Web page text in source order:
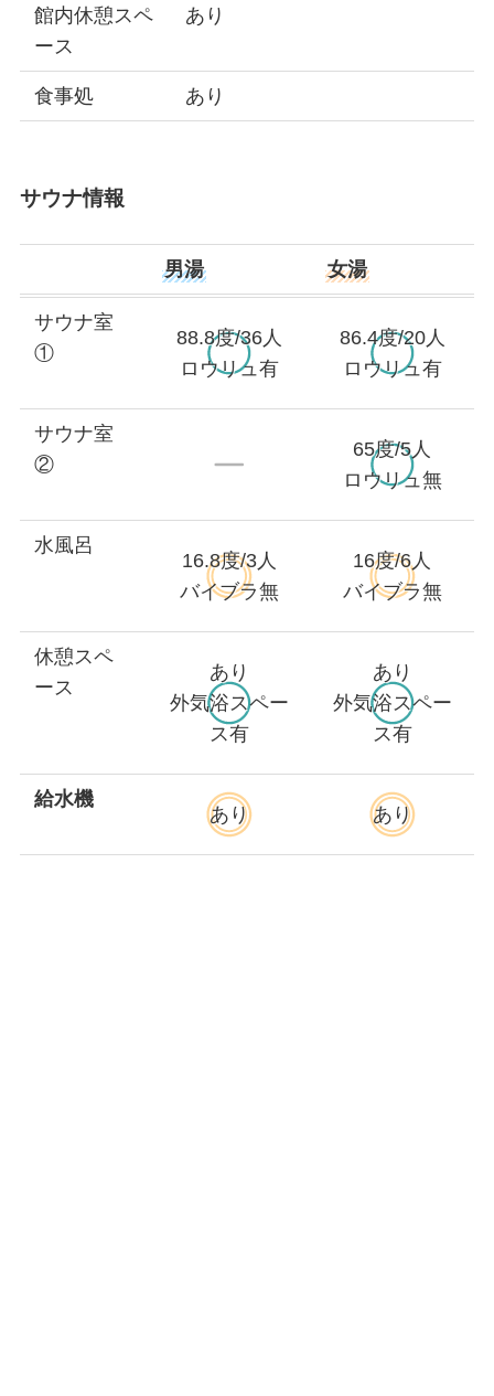
館内休憩スペ
ース
あり
食事処 あり
サウナ情報
男湯 女湯
サウナ室
①
88.8度/36人
ロウリュ有
86.4度/20人
ロウリュ有
サウナ室
②
65度/5人
ロウリュ無
水風呂
16.8度/3人
バイブラ無
16度/6人
バイブラ無
休憩スペ
ース
あり
外気浴スペー
ス有
あり
外気浴スペー
ス有
給水機
あり あり